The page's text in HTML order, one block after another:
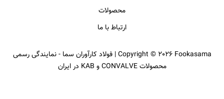
محصولات
ارتباط با ما
Copyright © 2026 Fookasama | فولاد کارآوران سما - نمایندگی رسمی
محصولات CONVALVE و KAB در ایران​